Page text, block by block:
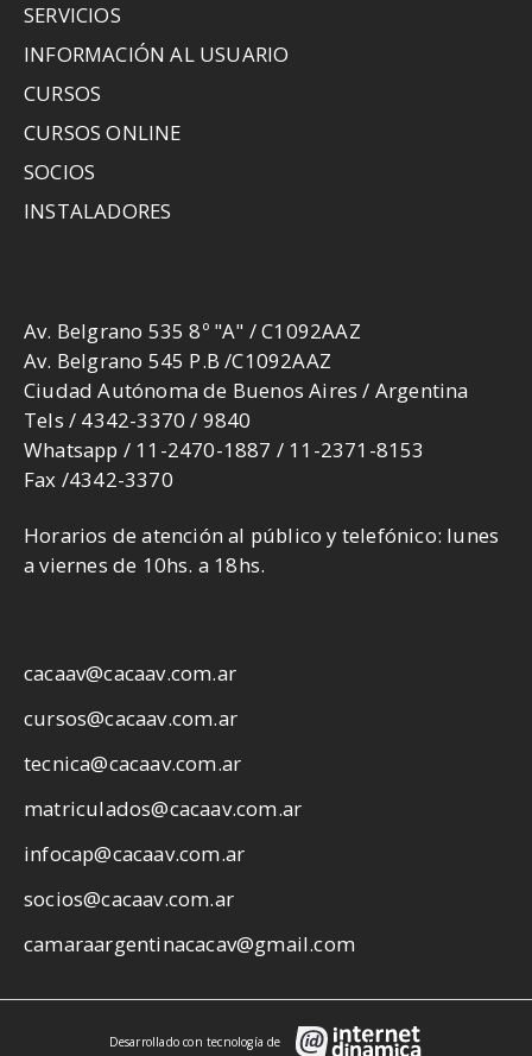
SERVICIOS
INFORMACIÓN AL USUARIO
CURSOS
CURSOS ONLINE
SOCIOS
INSTALADORES
Av. Belgrano 535 8º "A" / C1092AAZ
Av. Belgrano 545 P.B /C1092AAZ
Ciudad Autónoma de Buenos Aires / Argentina
Tels / 4342-3370 / 9840
Whatsapp / 11-2470-1887 / 11-2371-8153
Fax /4342-3370
Horarios de atención al público y telefónico: lunes
a viernes de 10hs. a 18hs.
cacaav@cacaav.com.ar
cursos@cacaav.com.ar
tecnica@cacaav.com.ar
matriculados@cacaav.com.ar
infocap@cacaav.com.ar
socios@cacaav.com.ar
camaraargentinacacav@gmail.com